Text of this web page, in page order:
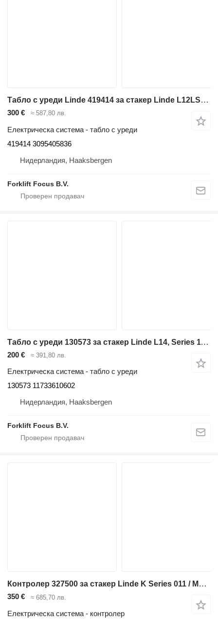
Табло с уреди Linde 419414 за стакер Linde L12LSP, Series 133
300 € ≈ 587,80 лв.
Електрическа система - табло с уреди
419414 3095405836
Нидерландия, Haaksbergen
Forklift Focus B.V.
Табло с уреди 130573 за стакер Linde L14, Series 1173
200 € ≈ 391,80 лв.
Електрическа система - табло с уреди
130573 11733610602
Нидерландия, Haaksbergen
Forklift Focus B.V.
Контролер 327500 за стакер Linde K Series 011 / MX-X
350 € ≈ 685,70 лв.
Електрическа система - контролер